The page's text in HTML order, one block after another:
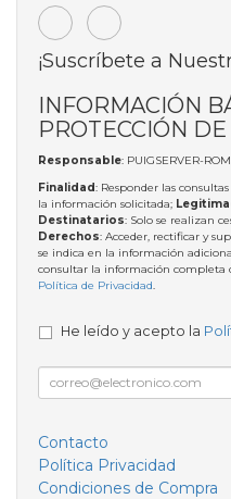
¡Suscríbete a
INFORMACIÓN
PROTECCIÓN
Responsable: PUIGSERVER-
Finalidad: Responder las
la información solicitada;
Destinatarios: Solo se realizan
Derechos: Acceder, rectificar y
se indica en la información
consultar la información completa
Política de Privacidad.
He leído y acepto la
Contacto
Política Privacidad
Condiciones de Compra